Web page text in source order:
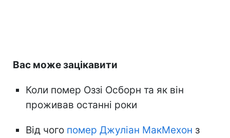
Вас може зацікавити
Коли помер Оззі Осборн та як він
проживав останні роки
Від чого помер Джуліан МакМехон з